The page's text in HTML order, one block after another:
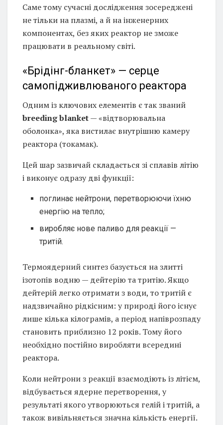
Саме тому сучасні дослідження зосереджені
не тільки на плазмі, а й на інженерних
компонентах, без яких реактор не зможе
працювати в реальному світі.
«Брідінг-бланкет» — серце
самопідживлюваного реактора
Одним із ключових елементів є так званий
breeding blanket— «відтворювальна
оболонка», яка вистилає внутрішню камеру
реактора (токамак).
Цей шар зазвичай складається зі сплавів літію
і виконує одразу дві функції:
поглинає нейтрони, перетворюючи їхню
енергію на тепло;
виробляє нове паливо для реакції —
тритій.
Термоядерний синтез базується на злитті
ізотопів водню — дейтерію та тритію. Якщо
дейтерій легко отримати з води, то тритій є
надзвичайно рідкісним: у природі його існує
лише кілька кілограмів, а період напіврозпаду
становить приблизно 12 років. Тому його
необхідно постійно виробляти всередині
реактора.
Коли нейтрони з реакції взаємодіють із літієм,
відбувається ядерне перетворення, у
результаті якого утворюються гелій і тритій, а
також вивільняється значна кількість енергії.